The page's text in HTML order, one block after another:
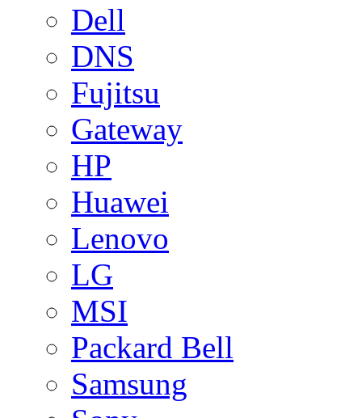
Dell
DNS
Fujitsu
Gateway
HP
Huawei
Lenovo
LG
MSI
Packard Bell
Samsung